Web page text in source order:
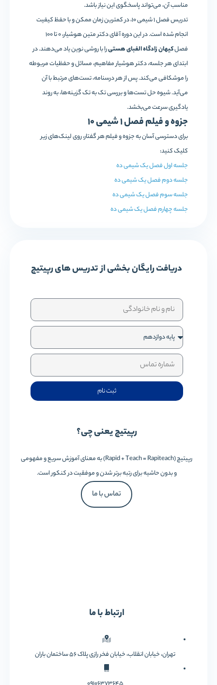
مناسب آن، می‌تواند پاسخگوی این نیاز باشد.
تدریس فصل 1 شیمی 10، در کمترین زمان ممکن و با حفظ کیفیت
انجام شده‌ است. در این دوره آقای دکتر متین هوشیار، 0 تا 100
فصلکیهان زادگاه الفبای هستیرا با روشی نوین یاد می‌دهند. در
ابتدای هر جلسه، دکتر هوشیار مفاهیم، مسائل و حفظیات مربوطه‌
را موشکافی می‌کند. پس از هر درسنامه، تست‌های مرتبط با آن
می‌آید. شیوه حل تست‌ها و بررسی تک به تک گزینه‌ها، به روند
یادگیری سرعت می‌بخشد.
جزوه و فیلم فصل 1 شیمی 10
برای دسترسی آسان به جزوه و فیلم هر گفتار، روی لینک‌های زیر
کلیک کنید:
جلسه اول فصل یک شیمی ده
جلسه دوم فصل یک شیمی ده
جلسه سوم فصل یک شیمی ده
جلسه چهارم فصل یک شیمی ده
دریافت رایگان بخشی از تدریس های رپیتیچ
ثبت نام
رپیتیچ یعنی چی؟
رپیتیچ (Rapid + Teach = Rapiteach) به معنای آموزش سریع و مفهومی
و بدون حاشیه برای رتبه برتر شدن و موفقیت در کنکور است.
تماس با ما
ارتباط با ما
تهران، خیابان انقلاب، خیابان فخر رازی پلاک 56 ساختمان باران